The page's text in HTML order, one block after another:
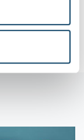
Luxembourg